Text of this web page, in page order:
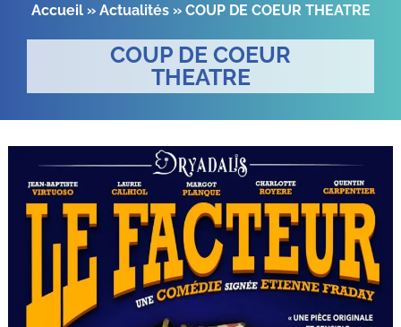
Accueil» Actualités» COUP DE COEUR THEATRE
COUP DE COEUR
THEATRE